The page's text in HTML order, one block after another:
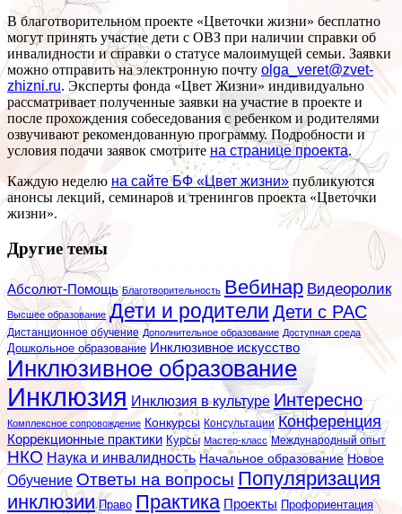
В благотворительном проекте «Цветочки жизни» бесплатно
могут принять участие дети с ОВЗ при наличии справки об
инвалидности и справки о статусе малоимущей семьи. Заявки
можно отправить на электронную почту olga_veret@zvet-
zhizni.ru. Эксперты фонда «Цвет Жизни» индивидуально
рассматривает полученные заявки на участие в проекте и
после прохождения собеседования с ребенком и родителями
озвучивают рекомендованную программу. Подробности и
условия подачи заявок смотритена странице проекта.
Каждую неделю на сайте БФ «Цвет жизни»публикуются
анонсы лекций, семинаров и тренингов проекта «Цветочки
жизни».
Другие темы
Абсолют-Помощь Благотворительность Вебинар Видеоролик
Высшее образование Дети и родители Дети с РАС
Дистанционное обучение Дополнительное образование Доступная среда
Дошкольное образование Инклюзивное искусство
Инклюзивное образование
Инклюзия Инклюзия в культуре Интересно
Комплексное сопровождение Конкурсы Консультации Конференция
Коррекционные практики Курсы Мастер-класс Международный опыт
НКО Наука и инвалидность Начальное образование Новое
Обучение Ответы на вопросы Популяризация
инклюзии Право Практика Проекты Профориентация